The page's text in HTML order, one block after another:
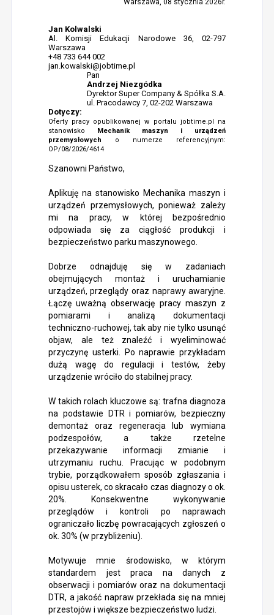
Warszawa, 08 stycznia 2026r.
Jan Kolwalski
Al. Komisji Edukacji Narodowe 36, 02-797
Warszawa
+48 733 644 002
jan.kowalski@jobtime.pl
Pan
Andrzej Niezgódka
Dyrektor Super Company & Spółka S.A.
ul. Pracodawcy 7, 02-202 Warszawa
Dotyczy:
Oferty pracy opublikowanej w portalu jobtime.pl na
stanowisko Mechanik maszyn i urządzeń
przemysłowych o numerze referencyjnym:
OP/08/2026/4614
Szanowni Państwo,
Aplikuję na stanowisko Mechanika maszyn i
urządzeń przemysłowych, ponieważ zależy
mi na pracy, w której bezpośrednio
odpowiada się za ciągłość produkcji i
bezpieczeństwo parku maszynowego.
Dobrze odnajduję się w zadaniach
obejmujących montaż i uruchamianie
urządzeń, przeglądy oraz naprawy awaryjne.
Łączę uważną obserwację pracy maszyn z
pomiarami i analizą dokumentacji
techniczno-ruchowej, tak aby nie tylko usunąć
objaw, ale też znaleźć i wyeliminować
przyczynę usterki. Po naprawie przykładam
dużą wagę do regulacji i testów, żeby
urządzenie wróciło do stabilnej pracy.
W takich rolach kluczowe są: trafna diagnoza
na podstawie DTR i pomiarów, bezpieczny
demontaż oraz regeneracja lub wymiana
podzespołów, a także rzetelne
przekazywanie informacji zmianie i
utrzymaniu ruchu. Pracując w podobnym
trybie, porządkowałem sposób zgłaszania i
opisu usterek, co skracało czas diagnozy o ok.
20%. Konsekwentne wykonywanie
przeglądów i kontroli po naprawach
ograniczało liczbę powracających zgłoszeń o
ok. 30% (w przybliżeniu).
Motywuje mnie środowisko, w którym
standardem jest praca na danych z
obserwacji i pomiarów oraz na dokumentacji
DTR, a jakość napraw przekłada się na mniej
przestojów i większe bezpieczeństwo ludzi.